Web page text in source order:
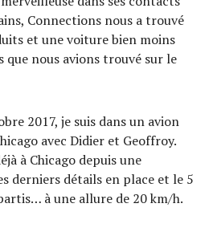
Connections nous a trouvé
et une voiture bien moins
que nous avions trouvé sur le
2017, je suis dans un avion
avec Didier et Geoffroy.
à Chicago depuis une
derniers détails en place et le 5
à une allure de 20 km/h.